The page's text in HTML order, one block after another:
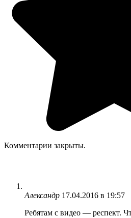
Комментарии закрыты.
Александр 17.04.2016 в 19:57
Ребятам с видео — респект.